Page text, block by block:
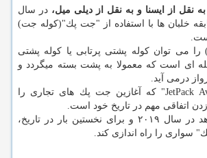
به نقل از ایسنا و به نقل از دیلی میل، در سال
خلبان ها با استفاده از "جت پك"(كوله جت)
می توان كوله پشتی پرتابی یا كوله پشتی
ای است كه معمولا به پشت بسته میگردد و
درمی آید.
حال شركت "JetPack Aviation" كه آغازین جت پك های تجاری را
اتفاقی مهم در تاریخ خود است.
این شركت می خواهد در سال ۲۰۱۹ و برای نخستین بار در تاریخ،
سواری را راه اندازی كند.